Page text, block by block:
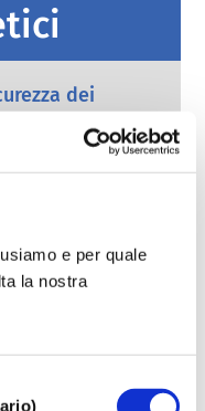
e per quale
la nostra
dei
i cosmetici e i
venduti
di
mantenere
cosmetici
imitare alcune
di imitare